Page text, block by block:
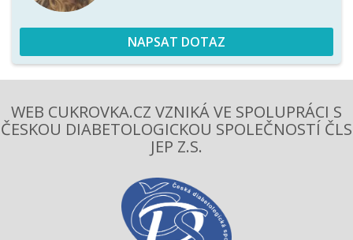
NAPSAT DOTAZ
WEB CUKROVKA.CZ VZNIKÁ VE SPOLUPRÁCI S
ČESKOU DIABETOLOGICKOU SPOLEČNOSTÍ ČLS
JEP Z.S.